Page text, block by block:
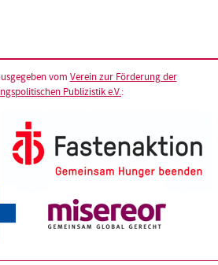
vom Verein zur Förderung der
Publizistik e.V.: